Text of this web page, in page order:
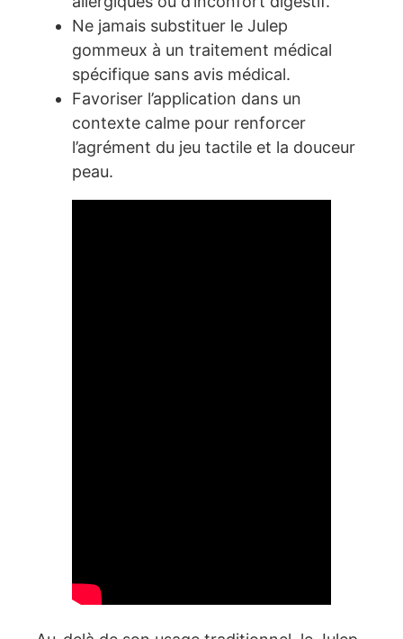
Ne jamais substituer le Julep
gommeux à un traitement médical
spécifique sans avis médical.
Favoriser l’application dans un
contexte calme pour renforcer
l’agrément du jeu tactile et la douceur
peau.